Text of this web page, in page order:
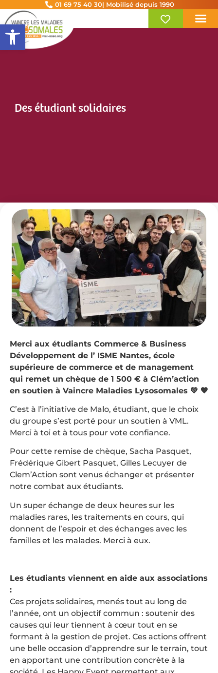
Ouvrir la barre d’outils
01 69 75 40 30| Mobilisé depuis 1990
Des étudiant solidaires
Merci aux étudiants Commerce & Business
Développement de l’ ISME Nantes, école
supérieure de commerce et de management
qui remet un chèque de 1 500 € à Clém’action
en soutien à Vaincre Maladies Lysosomales 💚 🧡
C’est à l’initiative de Malo, étudiant, que le choix
du groupe s’est porté pour un soutien à VML.
Merci à toi et à tous pour vote confiance.
Pour cette remise de chèque, Sacha Pasquet,
Frédérique Gibert Pasquet, Gilles Lecuyer de
Clem’Action sont venus échanger et présenter
notre combat aux étudiants.
Un super échange de deux heures sur les
maladies rares, les traitements en cours, qui
donnent de l’espoir et des échanges avec les
familles et les malades. Merci à eux.
Les étudiants viennent en aide aux associations
:
Ces projets solidaires, menés tout au long de
l’année, ont un objectif commun : soutenir des
causes qui leur tiennent à cœur tout en se
formant à la gestion de projet. Ces actions offrent
une belle occasion d’apprendre sur le terrain, tout
en apportant une contribution concrète à la